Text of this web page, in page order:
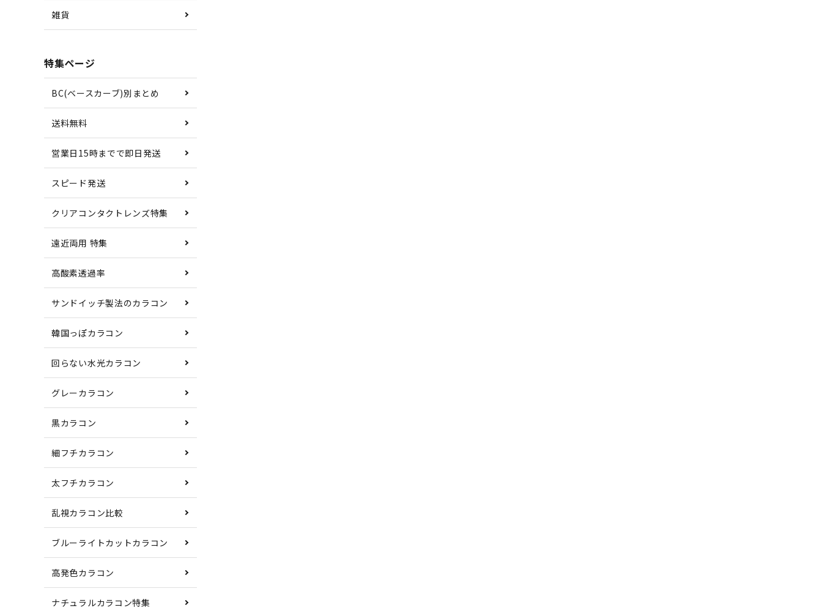
雑貨
特集ページ
BC(ベースカーブ)別まとめ
送料無料
営業日15時までで即日発送
スピード発送
クリアコンタクトレンズ特集
遠近両用 特集
高酸素透過率
サンドイッチ製法のカラコン
韓国っぽカラコン
回らない水光カラコン
グレーカラコン
黒カラコン
細フチカラコン
太フチカラコン
乱視カラコン比較
ブルーライトカットカラコン
高発色カラコン
ナチュラルカラコン特集